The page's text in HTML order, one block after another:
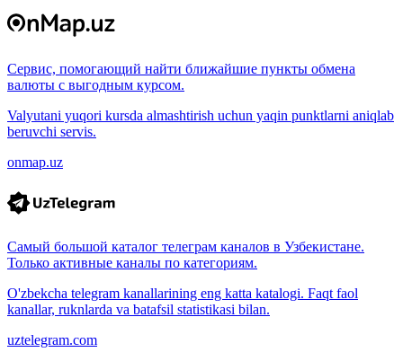
Сервис, помогающий найти ближайшие пункты обмена
валюты с выгодным курсом.
Valyutani yuqori kursda almashtirish uchun yaqin punktlarni aniqlab
beruvchi servis.
onmap.uz
Самый большой каталог телеграм каналов в Узбекистане.
Только активные каналы по категориям.
O'zbekcha telegram kanallarining eng katta katalogi. Faqt faol
kanallar, ruknlarda va batafsil statistikasi bilan.
uztelegram.com